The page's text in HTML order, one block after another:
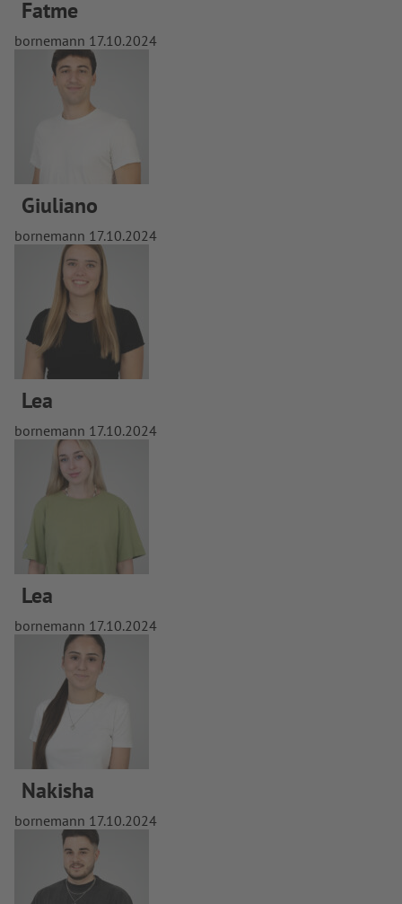
Fatme
bornemann 17.10.2024
Giuliano
bornemann 17.10.2024
Lea
bornemann 17.10.2024
Lea
bornemann 17.10.2024
Nakisha
bornemann 17.10.2024